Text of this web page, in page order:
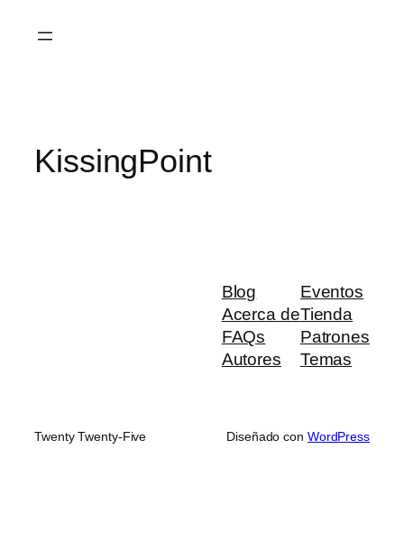
KissingPoint
Blog
Acerca de
FAQs
Autores
Eventos
Tienda
Patrones
Temas
Twenty Twenty-Five Diseñado con WordPress